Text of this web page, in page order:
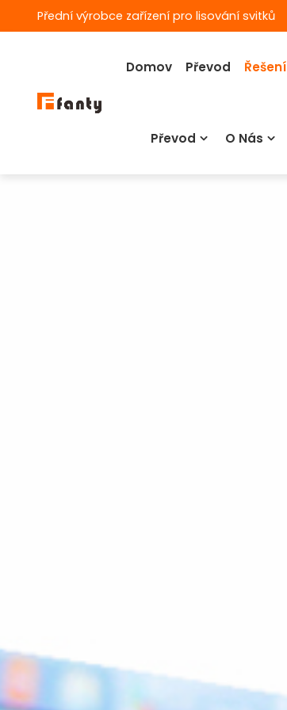
Přední výrobce zařízení pro lisování svitků
Domov Převod Řešení
Převod O Nás